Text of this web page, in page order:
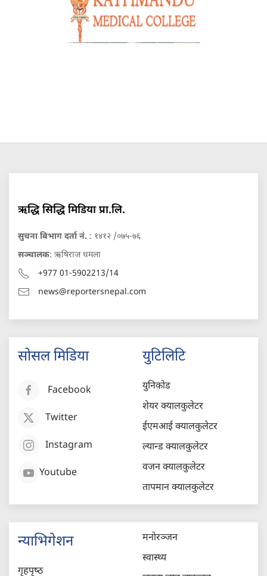
ऋद्धि सिद्धि मिडिया प्रा.लि.
सुचना बिभाग दर्ता नं. : १४१२ /०७५-७६
सञ्चालक: ऋषिराज धमला
+977 01-5902213/14
news@reportersnepal.com
सोसल मिडिया
Facebook
Twitter
Instagram
Youtube
युटिलिटि
युनिकोड
शेयर क्यालकुलेटर
ईएमआई क्यालकुलेटर
ल्यान्ड क्यालकुलेटर
वजन क्यालकुलेटर
तापमान क्यालकुलेटर
न्याभिगेशन
गृहपृष्‍ठ
मनोरञ्जन
स्वास्थ्य